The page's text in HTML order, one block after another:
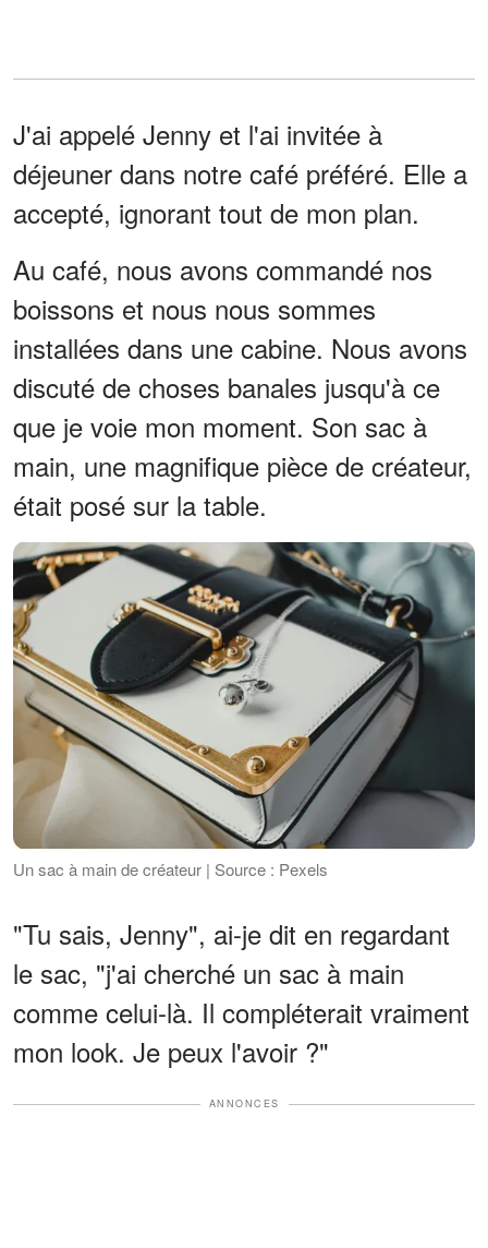
J'ai appelé Jenny et l'ai invitée à
déjeuner dans notre café préféré. Elle a
accepté, ignorant tout de mon plan.
Au café, nous avons commandé nos
boissons et nous nous sommes
installées dans une cabine. Nous avons
discuté de choses banales jusqu'à ce
que je voie mon moment. Son sac à
main, une magnifique pièce de créateur,
était posé sur la table.
Un sac à main de créateur | Source : Pexels
"Tu sais, Jenny", ai-je dit en regardant
le sac, "j'ai cherché un sac à main
comme celui-là. Il compléterait vraiment
mon look. Je peux l'avoir ?"
ANNONCES